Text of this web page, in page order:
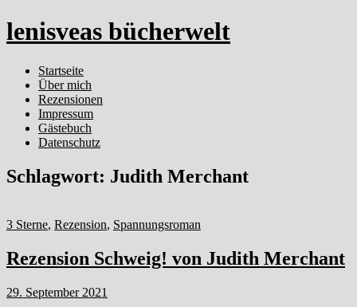
lenisveas bücherwelt
Startseite
Über mich
Rezensionen
Impressum
Gästebuch
Datenschutz
Schlagwort: Judith Merchant
3 Sterne, Rezension, Spannungsroman
Rezension Schweig! von Judith Merchant
29. September 2021